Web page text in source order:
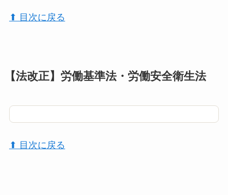
⬆︎ 目次に戻る
【法改正】労働基準法・労働安全衛生法
⬆︎ 目次に戻る